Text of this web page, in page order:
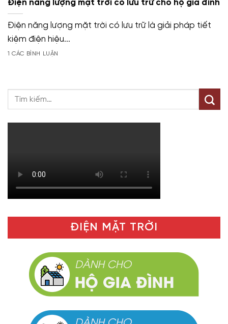
Điện năng lượng mặt trời có lưu trữ cho hộ gia đình
Điện năng lượng mặt trời có lưu trữ là giải pháp tiết
kiệm điện hiệu...
1 CÁC BÌNH LUẬN
ĐIỆN MẶT TRỜI